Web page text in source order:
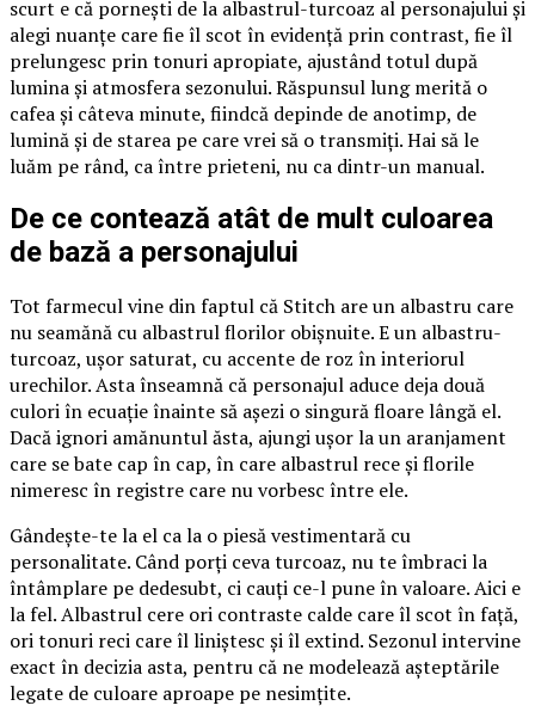
scurt e că pornești de la albastrul-turcoaz al personajului și
alegi nuanțe care fie îl scot în evidență prin contrast, fie îl
prelungesc prin tonuri apropiate, ajustând totul după
lumina și atmosfera sezonului. Răspunsul lung merită o
cafea și câteva minute, fiindcă depinde de anotimp, de
lumină și de starea pe care vrei să o transmiți. Hai să le
luăm pe rând, ca între prieteni, nu ca dintr-un manual.
De ce contează atât de mult culoarea
de bază a personajului
Tot farmecul vine din faptul că Stitch are un albastru care
nu seamănă cu albastrul florilor obișnuite. E un albastru-
turcoaz, ușor saturat, cu accente de roz în interiorul
urechilor. Asta înseamnă că personajul aduce deja două
culori în ecuație înainte să așezi o singură floare lângă el.
Dacă ignori amănuntul ăsta, ajungi ușor la un aranjament
care se bate cap în cap, în care albastrul rece și florile
nimeresc în registre care nu vorbesc între ele.
Gândește-te la el ca la o piesă vestimentară cu
personalitate. Când porți ceva turcoaz, nu te îmbraci la
întâmplare pe dedesubt, ci cauți ce-l pune în valoare. Aici e
la fel. Albastrul cere ori contraste calde care îl scot în față,
ori tonuri reci care îl liniștesc și îl extind. Sezonul intervine
exact în decizia asta, pentru că ne modelează așteptările
legate de culoare aproape pe nesimțite.